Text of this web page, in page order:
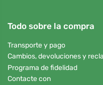
Todo sobre la compra
Transporte y pago
Cambios, devoluciones y
Programa de fidelidad
Contacte con